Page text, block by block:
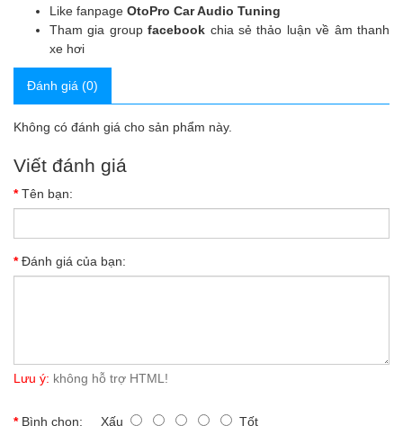
Like fanpage OtoPro Car Audio Tuning
Tham gia groupfacebook chia sẻ thảo luận về âm thanh
xe hơi
Đánh giá (0)
Không có đánh giá cho sản phẩm này.
Viết đánh giá
Tên bạn:
Đánh giá của bạn:
Lưu ý: không hỗ trợ HTML!
Bình chọn: Xấu Tốt